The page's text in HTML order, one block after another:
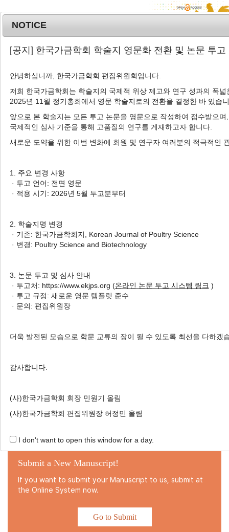
T
o
e
n
a
MENU
Advanced Search List
Author: Inpyo Lee
1 Articles are founded.
(CBY2)Gene in Quail Muscle
Cells
리 근육세포에서의 특성 분석
Inpyo Lee
, Sangsu Shin
이인표, 신상수
https://doi.org/10.5536/KJPS.2020.47.3.127
Submit a New Manuscript!
If you want to submit your Manuscript to us, submit at
the Online System now.
Go to Submit
NOTICE
[공지] 한국가금학회 학술지 영문화 전환 및 논문 투고
안녕하십니까, 한국가금학회 편집위원회입니다.
저희 한국가금학회는 학술지의 국제적 위상 제고와 연구 성과의 폭넓
2025년 11월 정기총회에서 영문 학술지로의 전환을 결정한 바 있습
앞으로 본 학술지는 모든 투고 논문을 영문으로 작성하여 접수받으며,
국제적인 심사 기준을 통해 고품질의 연구를 게재하고자 합니다.
새로운 도약을 위한 이번 변화에 회원 및 연구자 여러분의 적극적인
1. 주요 변경 사항
· 투고 언어: 전면 영문
· 적용 시기: 2026년 5월 투고분부터
2. 학술지명 변경
· 기존: 한국가금학회지, Korean Journal of Poultry Science
· 변경: Poultry Science and Biotechnology
3. 논문 투고 및 심사 안내
· 투고처: https://www.ekjps.org (온라인 논문 투고 시스템 링크 )
· 투고 규정: 새로운 영문 템플릿 준수
· 문의: 편집위원장
더욱 발전된 모습으로 학문 교류의 장이 될 수 있도록 최선을 다하겠
감사합니다.
(사)한국가금학회 회장 민원기 올림
(사)한국가금학회 편집위원장 허정민 올림
I don't want to open this window for a day.